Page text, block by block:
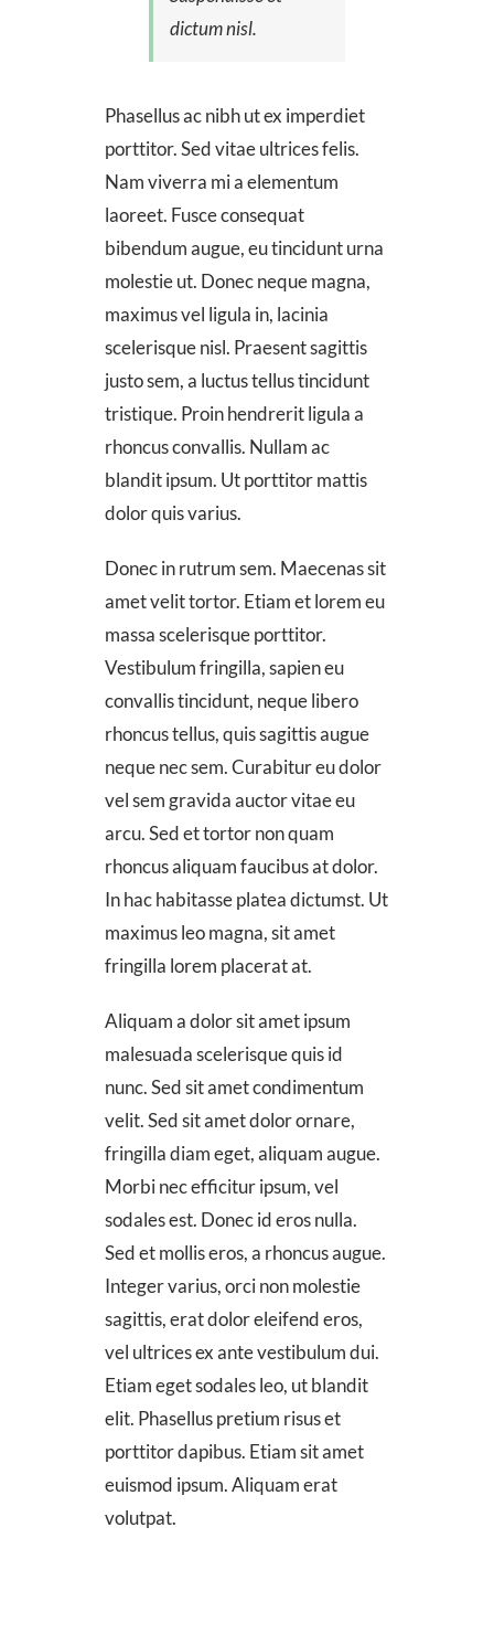
dictum nisl.
Phasellus ac nibh ut ex imperdiet
porttitor. Sed vitae ultrices felis.
Nam viverra mi a elementum
laoreet. Fusce consequat
bibendum augue, eu tincidunt urna
molestie ut. Donec neque magna,
maximus vel ligula in, lacinia
scelerisque nisl. Praesent sagittis
justo sem, a luctus tellus tincidunt
tristique. Proin hendrerit ligula a
rhoncus convallis. Nullam ac
blandit ipsum. Ut porttitor mattis
dolor quis varius.
Donec in rutrum sem. Maecenas sit
amet velit tortor. Etiam et lorem eu
massa scelerisque porttitor.
Vestibulum fringilla, sapien eu
convallis tincidunt, neque libero
rhoncus tellus, quis sagittis augue
neque nec sem. Curabitur eu dolor
vel sem gravida auctor vitae eu
arcu. Sed et tortor non quam
rhoncus aliquam faucibus at dolor.
In hac habitasse platea dictumst. Ut
maximus leo magna, sit amet
fringilla lorem placerat at.
Aliquam a dolor sit amet ipsum
malesuada scelerisque quis id
nunc. Sed sit amet condimentum
velit. Sed sit amet dolor ornare,
fringilla diam eget, aliquam augue.
Morbi nec efficitur ipsum, vel
sodales est. Donec id eros nulla.
Sed et mollis eros, a rhoncus augue.
Integer varius, orci non molestie
sagittis, erat dolor eleifend eros,
vel ultrices ex ante vestibulum dui.
Etiam eget sodales leo, ut blandit
elit. Phasellus pretium risus et
porttitor dapibus. Etiam sit amet
euismod ipsum. Aliquam erat
volutpat.